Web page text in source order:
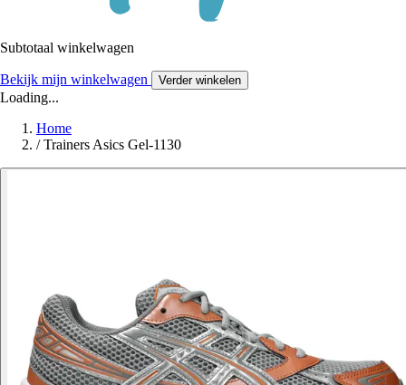
Subtotaal winkelwagen
Bekijk mijn winkelwagen Verder winkelen
Loading...
Home
/ Trainers Asics Gel-1130